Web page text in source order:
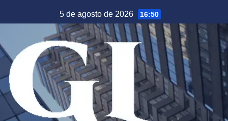
al
5 de agosto de 2026 16:50